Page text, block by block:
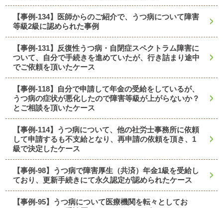
【事例-134】医師からのご紹介で、うつ病について障害
等級2級に認められた事例
【事例-131】反復性うつ病・自閉症スペクトラム障害に
ついて、自分で手続きを進めていたが、行き詰まり途中
でご依頼を頂いたケース
【事例-118】自分で申請して年金の受給をしているが、
うつ病の症状が悪化したので障害等級が上がらないか？
とご相談を頂いたケース
【事例-114】うつ病について、他の社労士事務所に依頼
して申請するも不支給となり、再申請の依頼を頂き、1
級で決定したケース
【事例-98】うつ病で障害厚生（共済）年金1級を受給し
ており、更新手続きにて永久認定が認められたケース
【事例-95】うつ病について医療機関を転々としてお